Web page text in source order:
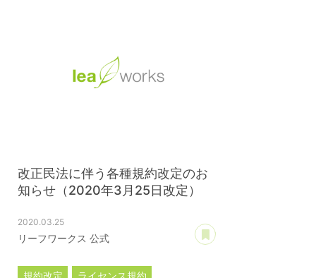
改正民法に伴う各種規約改定のお
知らせ（2020年3月25日改定）
2020.03.25
リーフワークス 公式
規約改定
ライセンス規約